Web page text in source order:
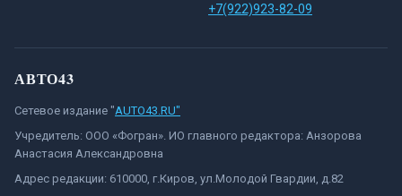
+7(922)923-82-09
АВТО43
Сетевое издание "AUTO43.RU"
Учредитель: ООО «Фогран». ИО главного редактора: Анзорова
Анастасия Александровна
Адрес редакции: 610000, г.Киров, ул.Молодой Гвардии, д.82